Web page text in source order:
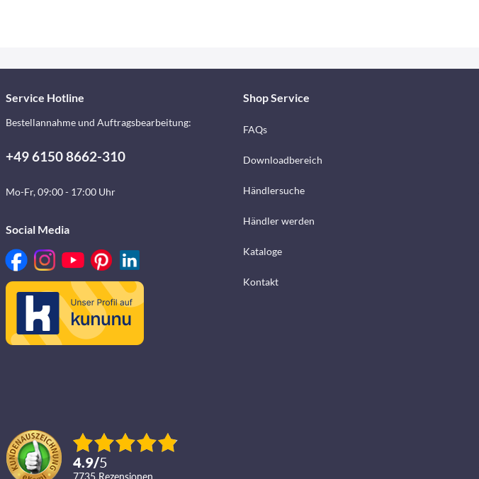
Service Hotline
Bestellannahme und Auftragsbearbeitung:
+49 6150 8662-310
Mo-Fr, 09:00 - 17:00 Uhr
Social Media
4.9/5
Shop Service
FAQs
Downloadbereich
Händlersuche
Händler werden
Kataloge
Kontakt